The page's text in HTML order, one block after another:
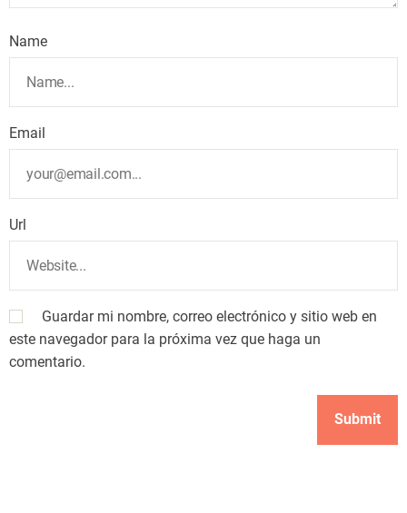
Name
Email
Url
Guardar mi nombre, correo electrónico y sitio web en
este navegador para la próxima vez que haga un
comentario.